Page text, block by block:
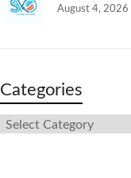
August 4, 2026
Categories